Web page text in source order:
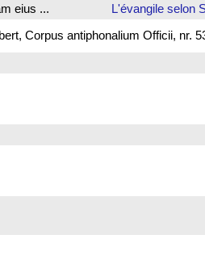
eius ...
L'évangile selon
Corpus antiphonalium Officii, nr.